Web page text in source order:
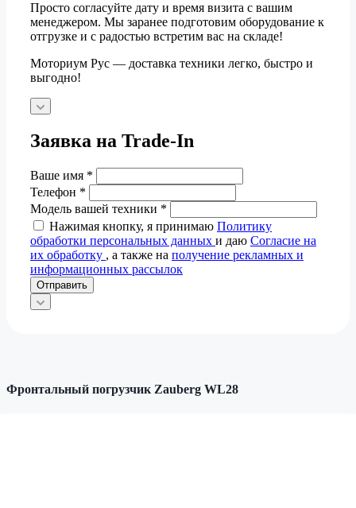
Просто согласуйте дату и время визита с вашим
менеджером. Мы заранее подготовим оборудование к
отгрузке и с радостью встретим вас на складе!
Моториум Рус — доставка техники легко, быстро и
выгодно!
Заявка на Trade-In
Ваше имя *
Телефон *
Модель вашей техники *
Нажимая кнопку, я принимаю Политику
обработки персональных данных и даю Согласие на
их обработку , а также на получение рекламных и
информационных рассылок
Отправить
Фронтальный погрузчик Zauberg WL28